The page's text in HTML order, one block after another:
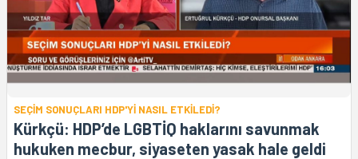
SEÇİM SONUÇLARI HDP'Yİ NASIL ETKİLEDİ?
Kürkçü: HDP’de LGBTİQ haklarını savunmak
hukuken mecbur, siyaseten yasak hale geldi